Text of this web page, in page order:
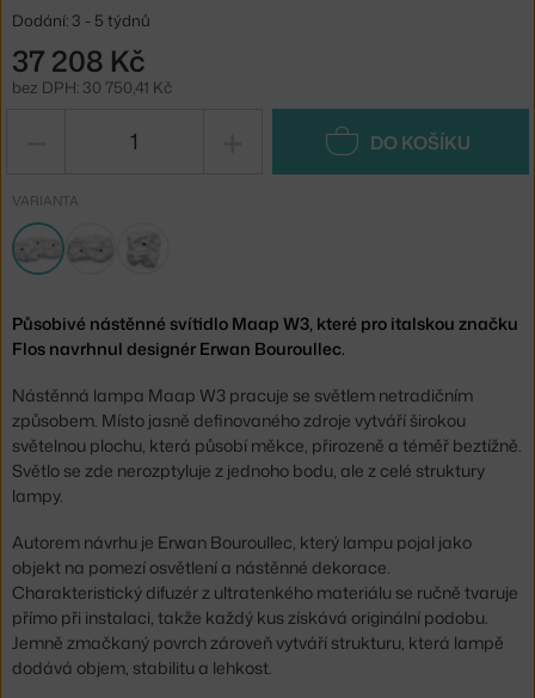
Dodání: 3 - 5 týdnů
37 208 Kč
bez DPH: 30 750,41 Kč
DO KOŠÍKU
VARIANTA
Působivé nástěnné svítidlo Maap W3, které pro italskou značku
Flos navrhnul designér Erwan Bouroullec.
Nástěnná lampa Maap W3 pracuje se světlem netradičním
způsobem. Místo jasně definovaného zdroje vytváří širokou
světelnou plochu, která působí měkce, přirozeně a téměř beztížně.
Světlo se zde nerozptyluje z jednoho bodu, ale z celé struktury
lampy.
Autorem návrhu je Erwan Bouroullec, který lampu pojal jako
objekt na pomezí osvětlení a nástěnné dekorace.
Charakteristický difuzér z ultratenkého materiálu se ručně tvaruje
přímo při instalaci, takže každý kus získává originální podobu.
Jemně zmačkaný povrch zároveň vytváří strukturu, která lampě
dodává objem, stabilitu a lehkost.